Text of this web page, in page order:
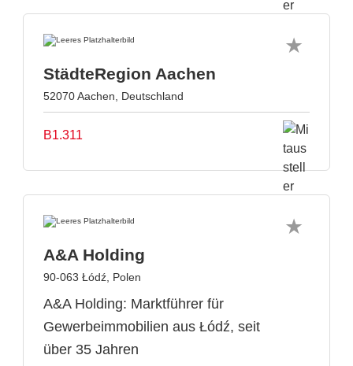
StädteRegion Aachen
52070 Aachen, Deutschland
B1.311
A&A Holding
90-063 Łódź, Polen
A&A Holding: Marktführer für
Gewerbeimmobilien aus Łódź, seit
über 35 Jahren